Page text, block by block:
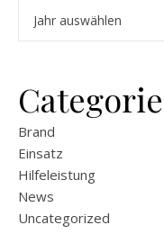
Brand
Einsatz
Hilfeleistung
News
Uncategorized